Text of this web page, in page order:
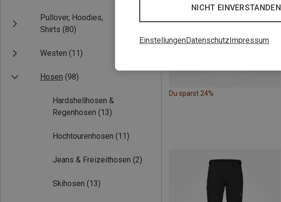
Pullover, Hoodies,
Shirts (80)
Westen (11)
Hosen (98)
Hardshellhosen &
Regenhosen (13)
Hochtourenhosen (11)
Jeans & Freizeithosen (2)
Skihosen (13)
Du sparst 24%
NICHT EINVERSTANDEN
EinstellungenDatenschutzImpressum